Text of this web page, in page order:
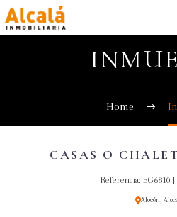
Home
CASAS O
Referencia: EG6810 |
Alocén,